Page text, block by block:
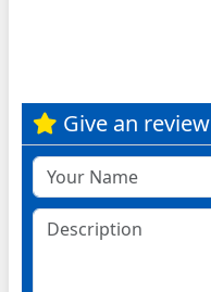
Give an review